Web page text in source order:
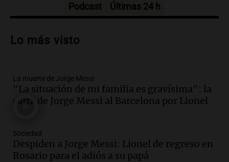
Audio.Trágico accidente en Mendoza:
vehículos desde un puente
Audio.Tragedia en Mendoza: un muerto
y cinco heridos tras caer dos autos desde
un puente
Audio.Messi llegará esta noche a
Rosario para acompañar a su familia
Podcast Últimas 24 h
Lo más visto
La muerte de Jorge Messi
"La situación de mi familia es gravísima": la
carta de Jorge Messi al Barcelona por Lionel
Sociedad
Despiden a Jorge Messi: Lionel de regreso en
Rosario para el adiós a su papá